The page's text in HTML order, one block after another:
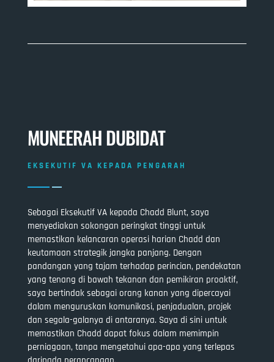
MUNEERAH DUBIDAT
EKSEKUTIF VA KEPADA PENGARAH
Sebagai Eksekutif VA kepada Chadd Blunt, saya
menyediakan sokongan peringkat tinggi untuk
memastikan kelancaran operasi harian Chadd dan
keutamaan strategik jangka panjang. Dengan
pandangan yang tajam terhadap perincian, pendekatan
yang tenang di bawah tekanan dan pemikiran proaktif,
saya bertindak sebagai orang kanan yang dipercayai
dalam menguruskan komunikasi, penjadualan, projek
dan segala-galanya di antaranya. Saya di sini untuk
memastikan Chadd dapat fokus dalam memimpin
perniagaan, tanpa mengetahui apa-apa yang terlepas